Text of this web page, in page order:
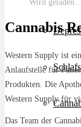
Wird
Cannabis
Western Supply ist
Anlaufstelle für
Produkten. Die
Western Supply für
Das Team der